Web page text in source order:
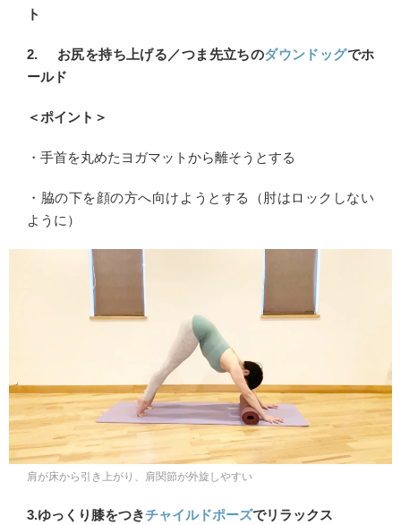
ト
2. お尻を持ち上げる／つま先立ちのダウンドッグでホ
ールド
＜ポイント＞
・手首を丸めたヨガマットから離そうとする
・脇の下を顔の方へ向けようとする（肘はロックしない
ように）
肩が床から引き上がり、肩関節が外旋しやすい
3.ゆっくり膝をつきチャイルドポーズでリラックス